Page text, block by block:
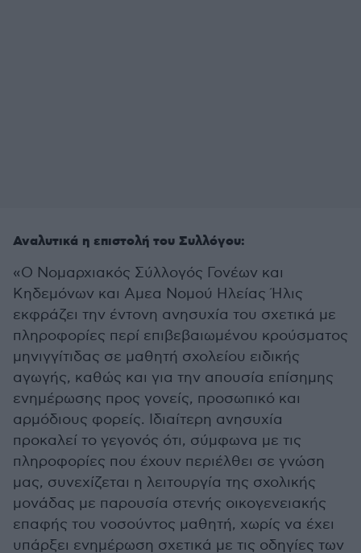
Αναλυτικά η επιστολή του Συλλόγου:
«Ο Νομαρχιακός Σύλλογός Γονέων και
Κηδεμόνων και Αμεα Νομού Ηλείας Ήλις
εκφράζει την έντονη ανησυχία του σχετικά με
πληροφορίες περί επιβεβαιωμένου κρούσματος
μηνιγγίτιδας σε μαθητή σχολείου ειδικής
αγωγής, καθώς και για την απουσία επίσημης
ενημέρωσης προς γονείς, προσωπικό και
αρμόδιους φορείς. Ιδιαίτερη ανησυχία
προκαλεί το γεγονός ότι, σύμφωνα με τις
πληροφορίες που έχουν περιέλθει σε γνώση
μας, συνεχίζεται η λειτουργία της σχολικής
μονάδας με παρουσία στενής οικογενειακής
επαφής του νοσούντος μαθητή, χωρίς να έχει
υπάρξει ενημέρωση σχετικά με τις οδηγίες των